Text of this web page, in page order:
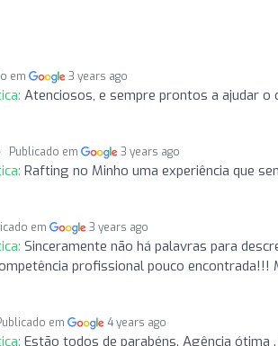
em 3 years ago
Atenciosos, e sempre prontos a ajudar o
Publicado em 3 years ago
Rafting no Minho uma experiência que
em 3 years ago
Sinceramente não há palavras para
profissional pouco encontrada!!!
em 4 years ago
Estão todos de parabéns. Agência ótima